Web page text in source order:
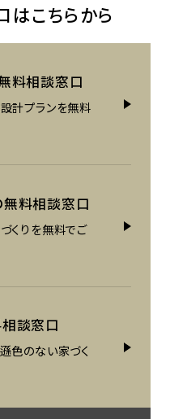
こちらから
料相談窓口
計プランを無料
無料相談窓口
くりを無料でご
談窓口
色のない家づく